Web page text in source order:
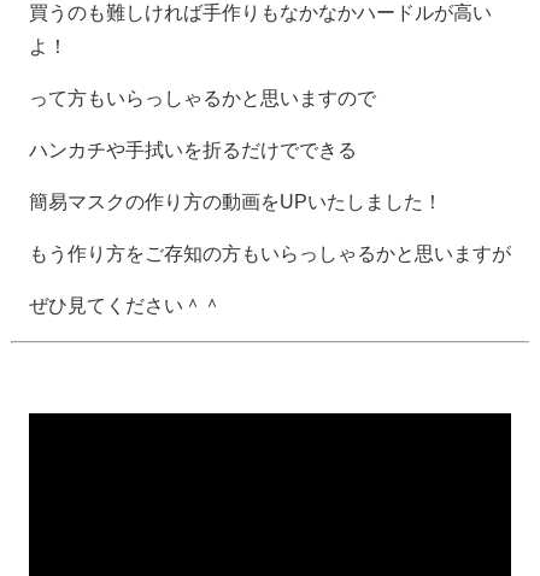
買うのも難しければ手作りもなかなかハードルが高い
よ！
って方もいらっしゃるかと思いますので
ハンカチや手拭いを折るだけでできる
簡易マスクの作り方の動画をUPいたしました！
もう作り方をご存知の方もいらっしゃるかと思いますが
ぜひ見てください＾＾